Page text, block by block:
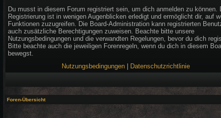
Du musst in diesem Forum registriert sein, um dich anmelden zu können.
Registrierung ist in wenigen Augenblicken erledigt und ermöglicht dir, auf
Funktionen zuzugreifen. Die Board-Administration kann registrierten
auch zusätzliche Berechtigungen zuweisen. Beachte bitte unsere
Nutzungsbedingungen und die verwandten Regelungen, bevor du dich
Bitte beachte auch die jeweiligen Forenregeln, wenn du dich in diesem
bewegst.
Nutzungsbedingungen
Datenschutzrichtlinie
Foren-Übersicht